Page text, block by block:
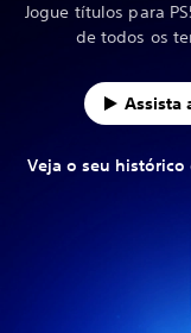
Jogue títulos para
de todos os
Assista
Veja o seu histórico